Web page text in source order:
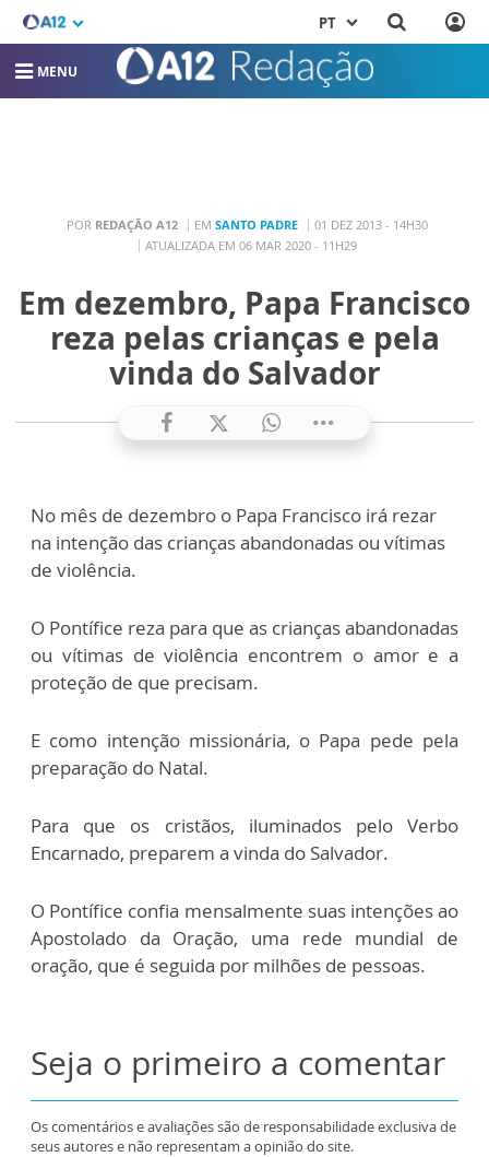
PT
MENU
POR REDAÇÃO A12 EM SANTO PADRE
01 DEZ 2013 - 14H30
ATUALIZADA EM 06 MAR 2020 - 11H29
Em dezembro, Papa Francisco
reza pelas crianças e pela
vinda do Salvador
No mês de dezembro o Papa Francisco irá rezar
na intenção das crianças abandonadas ou vítimas
de violência.
O Pontífice reza para que as crianças abandonadas
ou vítimas de violência encontrem o amor e a
proteção de que precisam.
E como intenção missionária, o Papa pede pela
preparação do Natal.
Para que os cristãos, iluminados pelo Verbo
Encarnado, preparem a vinda do Salvador.
O Pontífice confia mensalmente suas intenções ao
Apostolado da Oração, uma rede mundial de
oração, que é seguida por milhões de pessoas.
Seja o primeiro a comentar
Os comentários e avaliações são de responsabilidade exclusiva de
seus autores e não representam a opinião do site.